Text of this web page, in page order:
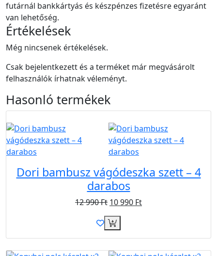
futárnál bankkártyás és készpénzes fizetésre egyaránt
van lehetőség.
Értékelések
Még nincsenek értékelések.
Csak bejelentkezett és a terméket már megvásárolt
felhasználók írhatnak véleményt.
Hasonló termékek
Dori bambusz vágódeszka szett – 4
darabos
12 990Ft 10 990 Ft